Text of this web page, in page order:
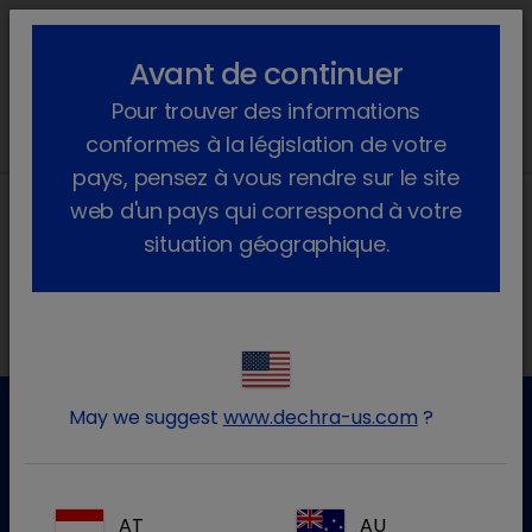
lock_outline search menu
Pour plus d'informations, veuillez contacter notre service
Avant de continuer
Pour trouver des informations
conformes à la législation de votre
pays, pensez à vous rendre sur le site
web d'un pays qui correspond à votre
situation géographique.
May we suggest www.dechra-us.com ?
AT AU